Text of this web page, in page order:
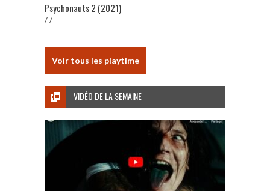
Psychonauts 2 (2021)
/ /
Voir tous les playtime
VIDÉO DE LA SEMAINE